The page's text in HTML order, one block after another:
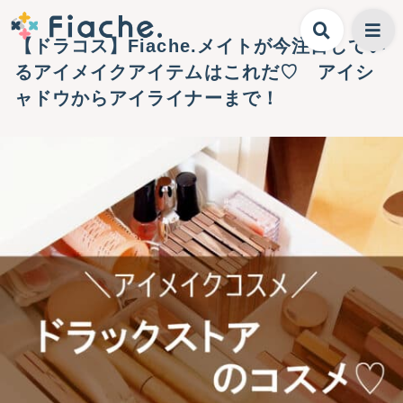
【ドラコス】Fiache.メイトが今注目してい
るアイメイクアイテムはこれだ♡ アイシ
ャドウからアイライナーまで！